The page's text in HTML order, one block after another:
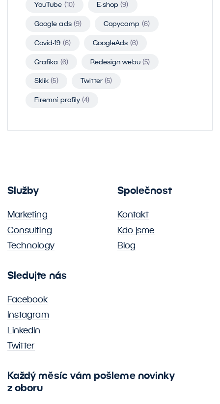
YouTube (10) E-shop(9)
Google ads (9) Copycamp (6)
Covid-19 (6) GoogleAds (6)
Grafika (6) Redesign webu (5)
Sklik(5) Twitter(5)
Firemní profily(4)
Služby
Marketing
Consulting
Technology
Společnost
Kontakt
Kdo jsme
Blog
Sledujte nás
Facebook
Instagram
LinkedIn
Twitter
Každý měsíc vám pošleme novinky
z oboru